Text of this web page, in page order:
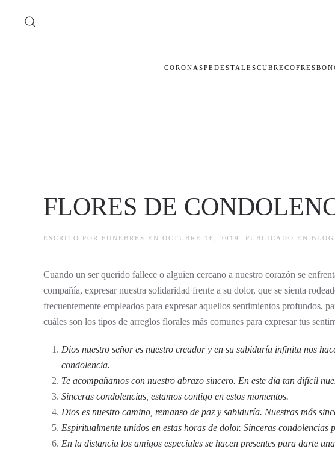
Ir al contenido principal
CORONASPEDESTALESCUBRECOFRES
FLORES DE
ESCRITO POR FUNEBRES EN OCTUBRE 16, 2019 . PUBLICADO EN BLOG
Cuando un ser querido fallece o alguien cercano a nuestro corazón se
compañía, expresar nuestra solidaridad frente a su dolor, que se sienta
frecuentemente empleados para expresar aquellos sentimientos profundos,
cuáles son los tipos de arreglos florales más comunes para expresar tus
Dios nuestro señor es nuestro creador y en su sabiduría infinita nos
condolencia.
Te acompañamos con nuestro abrazo sincero. En este día tan difícil
Sinceras condolencias, estamos contigo en estos momentos.
Dios es nuestro camino, remanso de paz y sabiduría. Nuestras más
Espiritualmente unidos en estas horas de dolor. Sinceras
En la distancia los amigos especiales se hacen presentes para darte